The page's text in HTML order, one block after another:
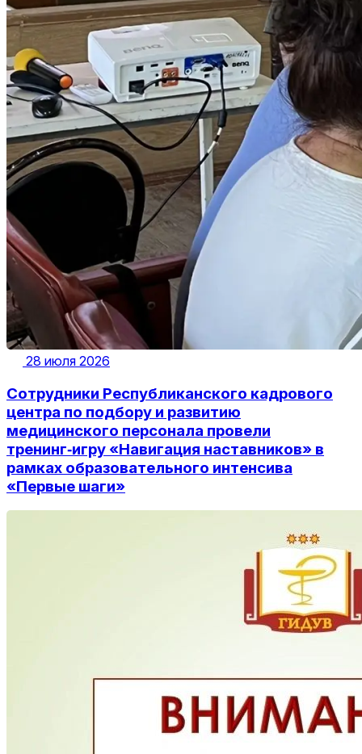
28 июля 2026
Сотрудники Республиканского кадрового
центра по подбору и развитию
медицинского персонала провели
тренинг‑игру «Навигация наставников» в
рамках образовательного интенсива
«Первые шаги»